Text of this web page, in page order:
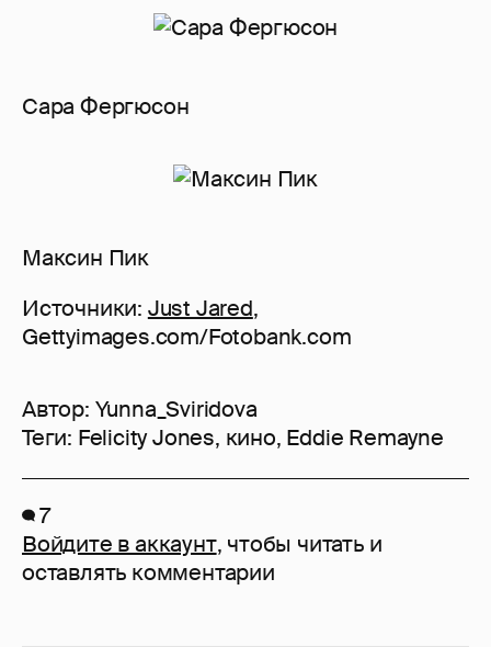
Сара Фергюсон
Максин Пик
Источники: Just Jared,
Gettyimages.com/Fotobank.com
Автор: Yunna_Sviridova
Теги: Felicity Jones, кино, Eddie Remayne
7
Войдите в аккаунт, чтобы читать и
оставлять комментарии